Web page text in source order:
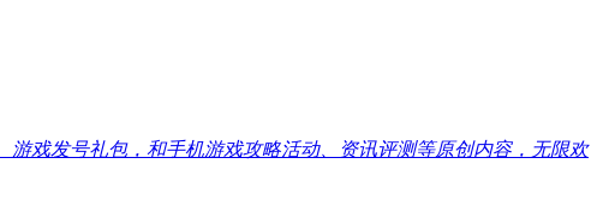
戏发号礼包，和手机游戏攻略活动、资讯评测等原创内容，无限欢